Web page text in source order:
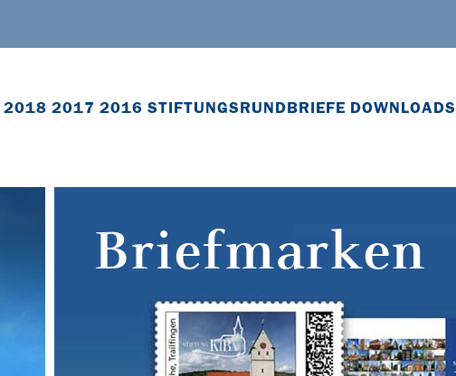
2018 2017 2016 STIFTUNGSRUNDBRIEFE DOWNLOADS
Briefmarken